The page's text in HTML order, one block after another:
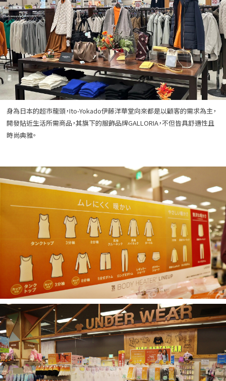
身為日本的超市龍頭，Ito-Yokado伊藤洋華堂向來都是以顧客的需求為主，
開發貼近生活所需商品，其旗下的服飾品牌GALLORIA，不但皆具舒適性且
時尚典雅。